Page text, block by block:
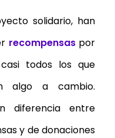
solidario, han
recompensaspor
todos los que
algo a cambio.
diferencia entre
y de donaciones